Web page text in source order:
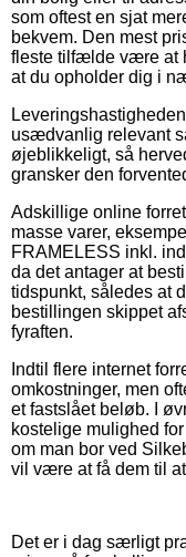
som oftest en sjat
bekvem. Den mest
fleste tilfælde være at
at du opholder dig i
usædvanlig relevant
øjeblikkeligt, så
gransker den
Adskillige online
masse varer,
FRAMELESS inkl.
da det antager at
tidspunkt, således at
bestillingen skippet
fyraften.
Indtil flere internet
omkostninger, men
et fastslået beløb. I
kostelige mulighed
om man bor ved
vil være at få dem til
Det er i dag særligt